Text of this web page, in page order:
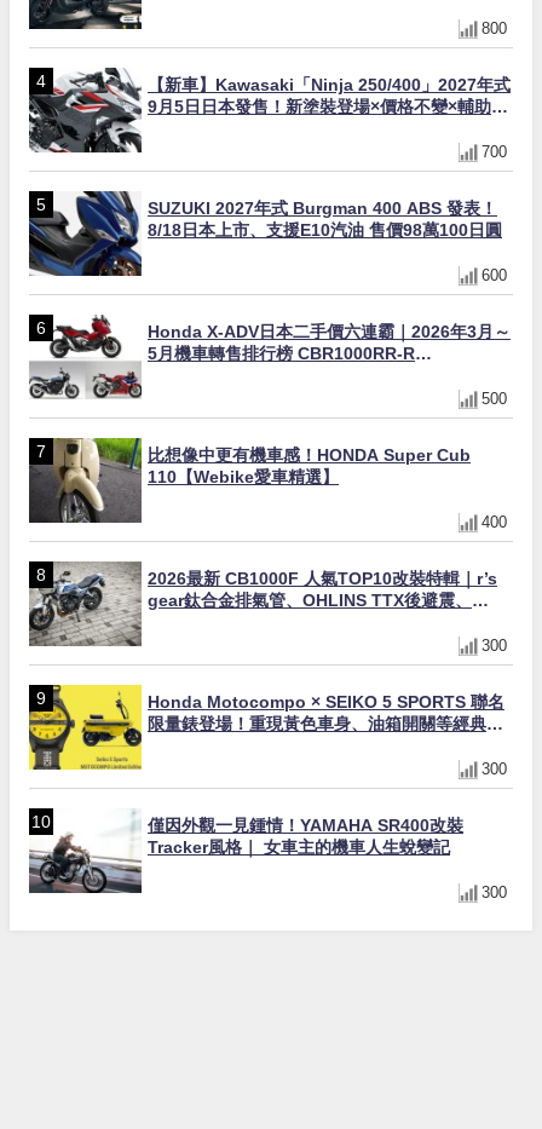
800
【新車】Kawasaki「Ninja 250/400」2027年式
9月5日日本發售！新塗裝登場×價格不變×輔助滑
700
SUZUKI 2027年式 Burgman 400 ABS 發表！
8/18日本上市、支援E10汽油 售價98萬100日圓
600
Honda X-ADV日本二手價六連霸｜2026年3月～
5月機車轉售排行榜 CBR1000RR-R
500
比想像中更有機車感！HONDA Super Cub
110【Webike愛車精選】
400
2026最新 CB1000F 人氣TOP10改裝特輯｜r’s
gear鈦合金排氣管、OHLINS TTX後避震、
300
Honda Motocompo × SEIKO 5 SPORTS 聯名
限量錶登場！重現黃色車身、油箱開關等經典設
300
僅因外觀一見鍾情！YAMAHA SR400改裝
Tracker風格｜ 女車主的機車人生蛻變記
300